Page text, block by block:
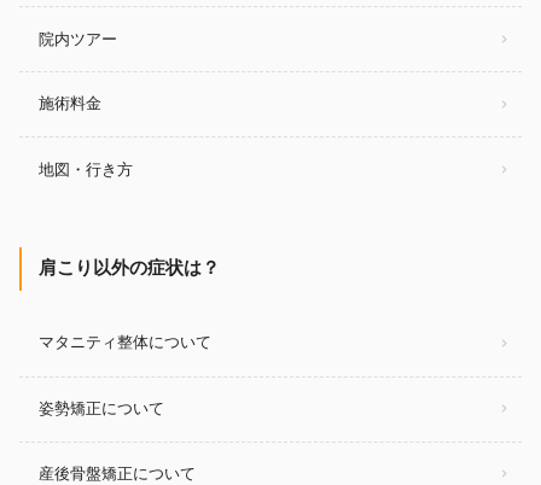
院内ツアー
施術料金
地図・行き方
肩こり以外の症状は？
マタニティ整体について
姿勢矯正について
産後骨盤矯正について